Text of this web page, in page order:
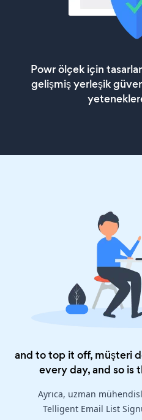
Powr ölçek için
gelişmiş yerleşik
and to top it off, müşteri
every day, and so is
Ayrıca, uzman
Telligent Email List